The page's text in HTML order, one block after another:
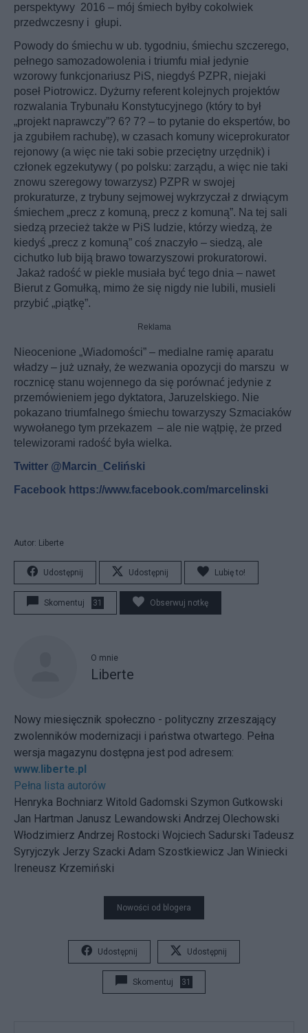
perspektywy 2016 – mój śmiech byłby cokolwiek
przedwczesny i głupi.
Powody do śmiechu w ub. tygodniu, śmiechu szczerego,
pełnego samozadowolenia i triumfu miał jedynie
wzorowy funkcjonariusz PiS, niegdyś PZPR, niejaki
poseł Piotrowicz. Dyżurny referent kolejnych projektów
rozwalania Trybunału Konstytucyjnego (który to był
„projekt naprawczy”? 6? 7? – to pytanie do ekspertów, bo
ja zgubiłem rachubę), w czasach komuny wiceprokurator
rejonowy (a więc nie taki sobie przeciętny urzędnik) i
członek egzekutywy ( po polsku: zarządu, a więc nie taki
znowu szeregowy towarzysz) PZPR w swojej
prokuraturze, z trybuny sejmowej wykrzyczał z drwiącym
śmiechem „precz z komuną, precz z komuną”. Na tej sali
siedzą przecież także w PiS ludzie, którzy wiedzą, że
kiedyś „precz z komuną” coś znaczyło – siedzą, ale
cichutko lub biją brawo towarzyszowi prokuratorowi.
Jakaż radość w piekle musiała być tego dnia – nawet
Bierut z Gomułką, mimo że się nigdy nie lubili, musieli
przybić „piątkę”.
Reklama
Nieocenione „Wiadomości” – medialne ramię aparatu
władzy – już uznały, że wezwania opozycji do marszu w
rocznicę stanu wojennego da się porównać jedynie z
przemówieniem jego dyktatora, Jaruzelskiego. Nie
pokazano triumfalnego śmiechu towarzyszy Szmaciaków
wywołanego tym przekazem – ale nie wątpię, że przed
telewizorami radość była wielka.
Twitter @Marcin_Celiński
Facebook https://www.facebook.com/marcelinski
Autor: Liberte
Udostępnij Udostępnij Lubię to!
Skomentuj 31 Obserwuj notkę
O mnie
Liberte
Nowy miesięcznik społeczno - polityczny zrzeszający
zwolenników modernizacji i państwa otwartego. Pełna
wersja magazynu dostępna jest pod adresem:
www.liberte.pl
Pełna lista autorów
Henryka Bochniarz Witold Gadomski Szymon Gutkowski
Jan Hartman Janusz Lewandowski Andrzej Olechowski
Włodzimierz Andrzej Rostocki Wojciech Sadurski Tadeusz
Syryjczyk Jerzy Szacki Adam Szostkiewicz Jan Winiecki
Ireneusz Krzemiński
Nowości od blogera
Udostępnij Udostępnij
Skomentuj 31